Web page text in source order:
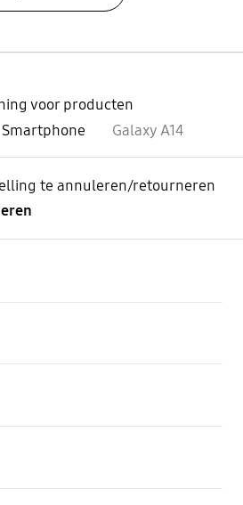
voor producten
Smartphone Galaxy A14
te annuleren/retourneren